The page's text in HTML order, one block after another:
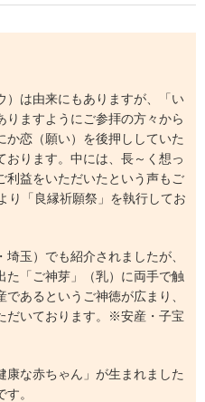
は由来にもありますが、「い
ますようにご参拝の方々から
か恋（願い）を後押ししていた
おります。中には、長～く想っ
利益をいただいたという声もご
「良縁祈願祭」を執行してお
玉）でも紹介されましたが、
た「ご神芽」（乳）に両手で触
あるというご神徳が広まり、
だいております。※安産・子宝
な赤ちゃん」が生まれました
。